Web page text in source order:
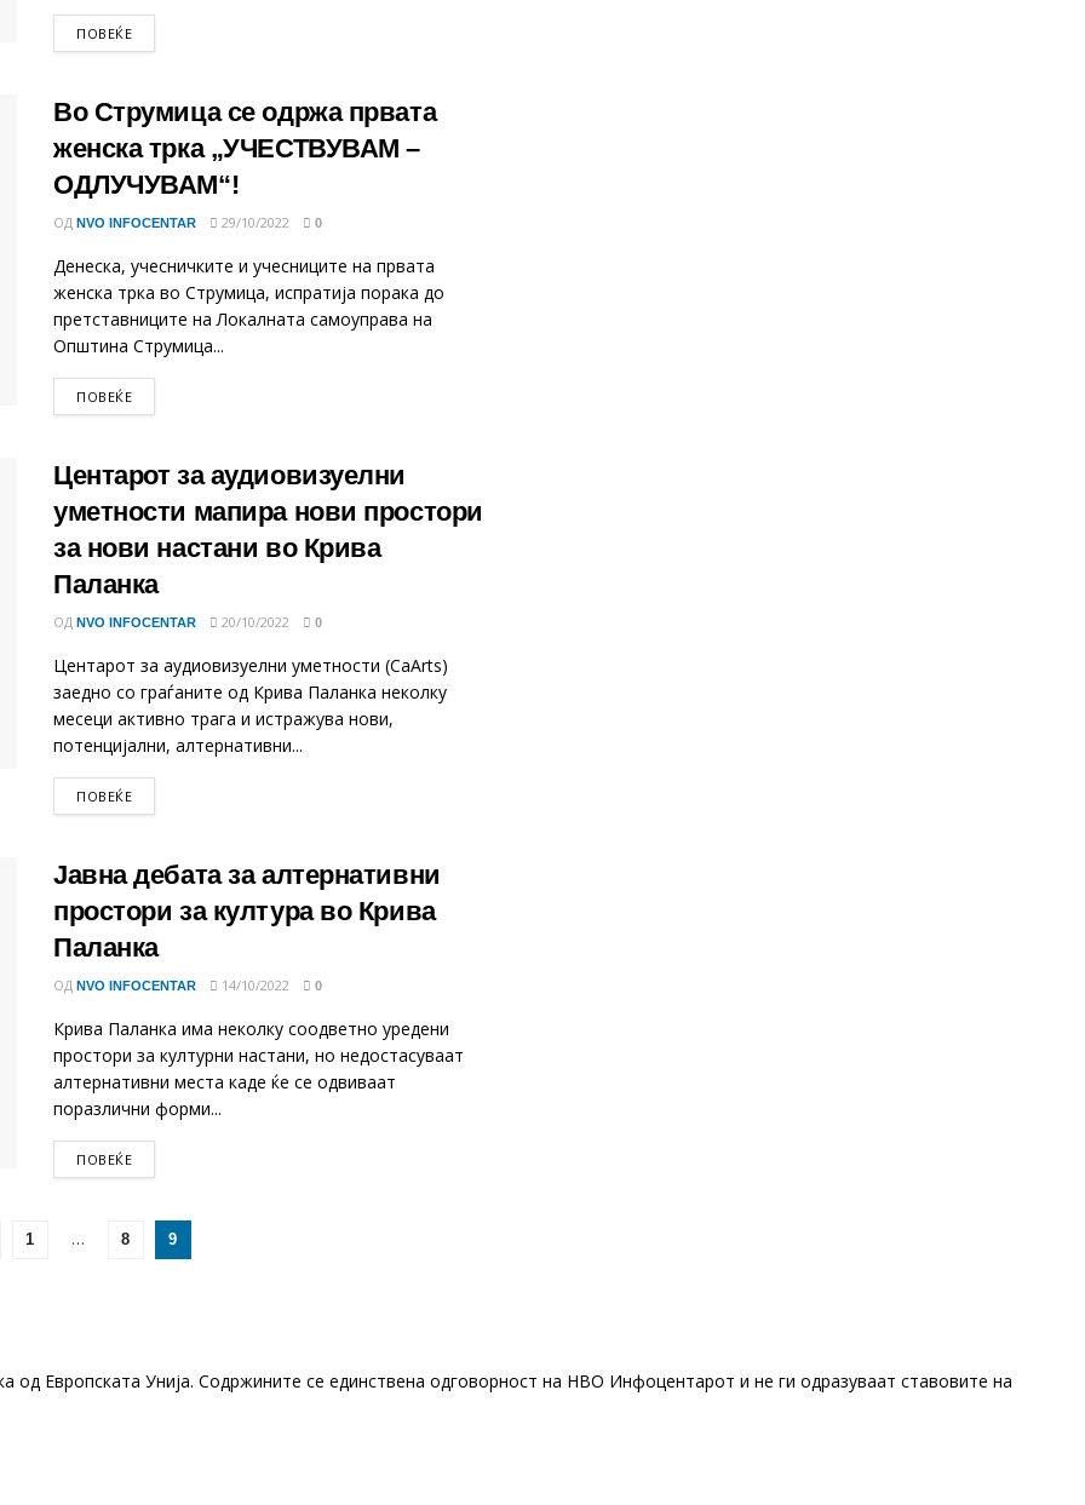
ПОВЕЌЕDETAILS
Во Струмица се одржа првата
женска трка „УЧЕСТВУВАМ –
ОДЛУЧУВАМ“!
ОД NVO INFOCENTAR 29/10/2022 0
Денеска, учесничките и учесниците на првата
женска трка во Струмица, испратија порака до
претставниците на Локалната самоуправа на
Општина Струмица...
ПОВЕЌЕDETAILS
Центарот за аудиовизуелни
уметности мапира нови простори
за нови настани во Крива
Паланка
ОД NVO INFOCENTAR 20/10/2022 0
Центарот за аудиовизуелни уметности (CaArts)
заедно со граѓаните од Крива Паланка неколку
месеци активно трага и истражува нови,
потенцијални, алтернативни...
ПОВЕЌЕDETAILS
Јавна дебата за алтернативни
простори за култура во Крива
Паланка
ОД NVO INFOCENTAR 14/10/2022 0
Крива Паланка има неколку соодветно уредени
простори за културни настани, но недостасуваат
алтернативни места каде ќе се одвиваат
поразлични форми...
ПОВЕЌЕDETAILS
1 … 8 9
од Европската Унија. Содржините се единствена одговорност на НВО Инфоцентарот и не ги одразуваат ставовите на